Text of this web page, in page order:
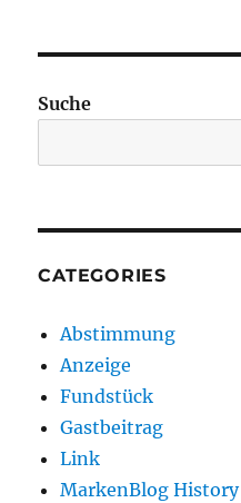
Suche
CATEGORIES
Abstimmung
Anzeige
Fundstück
Gastbeitrag
Link
MarkenBlog History